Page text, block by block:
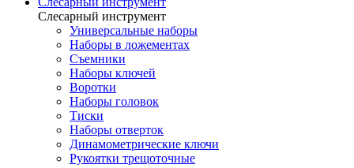
Слесарный инструмент
Универсальные наборы
Наборы в ложементах
Съемники
Наборы ключей
Воротки
Наборы головок
Тиски
Наборы отверток
Динамометрические ключи
Рукоятки трещоточные